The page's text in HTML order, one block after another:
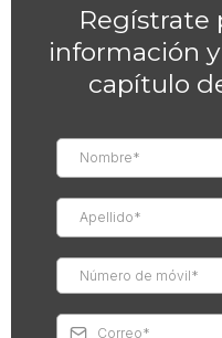
Regístrate
información
capítulo